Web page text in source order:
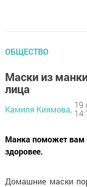
ОБЩЕСТВО
Маски из
лица
Камиля Киямова, 19
Манка поможет вам
здоровее.
Домашние маски